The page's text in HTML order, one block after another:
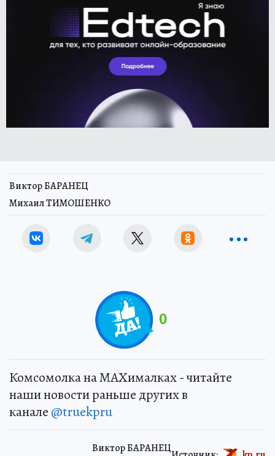
Виктор БАРАНЕЦ
Михаил ТИМОШЕНКО
0
Комсомолка на MAXималках - читайте
наши новости раньше других в
канале @truekpru
Виктор БАРАНЕЦ